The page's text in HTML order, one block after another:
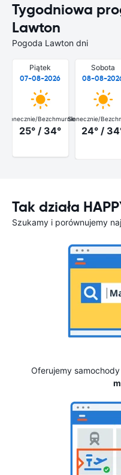
Tygodniowa
Lawton
Pogoda Lawton dni
Piątek
07-08-2026
Słonecznie/Bezchmurnie
25° / 34°
Sobota
08-08-
Słonecznie/
24° /
Tak działa
Szukamy i porównujemy
Oferujemy